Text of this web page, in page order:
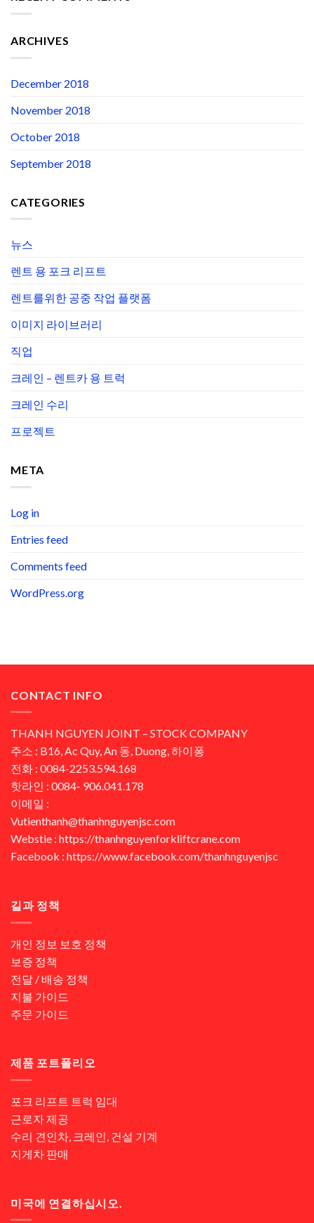
ARCHIVES
December 2018
November 2018
October 2018
September 2018
CATEGORIES
뉴스
렌트 용 포크 리프트
렌트를위한 공중 작업 플랫폼
이미지 라이브러리
직업
크레인 – 렌트카 용 트럭
크레인 수리
프로젝트
META
Log in
Entries feed
Comments feed
WordPress.org
CONTACT INFO
THANH NGUYEN JOINT – STOCK COMPANY
주소 : B16, Ac Quy, An 동, Duong, 하이퐁
전화 : 0084-2253.594.168
핫라인 : 0084- 906.041.178
이메일 :
Vutienthanh@thanhnguyenjsc.com
Webstie : https://thanhnguyenforkliftcrane.com
Facebook : https://www.facebook.com/thanhnguyenjsc
길과 정책
개인 정보 보호 정책
보증 정책
전달 / 배송 정책
지불 가이드
주문 가이드
제품 포트폴리오
포크 리프트 트럭 임대
근로자 제공
수리 견인차, 크레인, 건설 기계
지게차 판매
미국에 연결하십시오.